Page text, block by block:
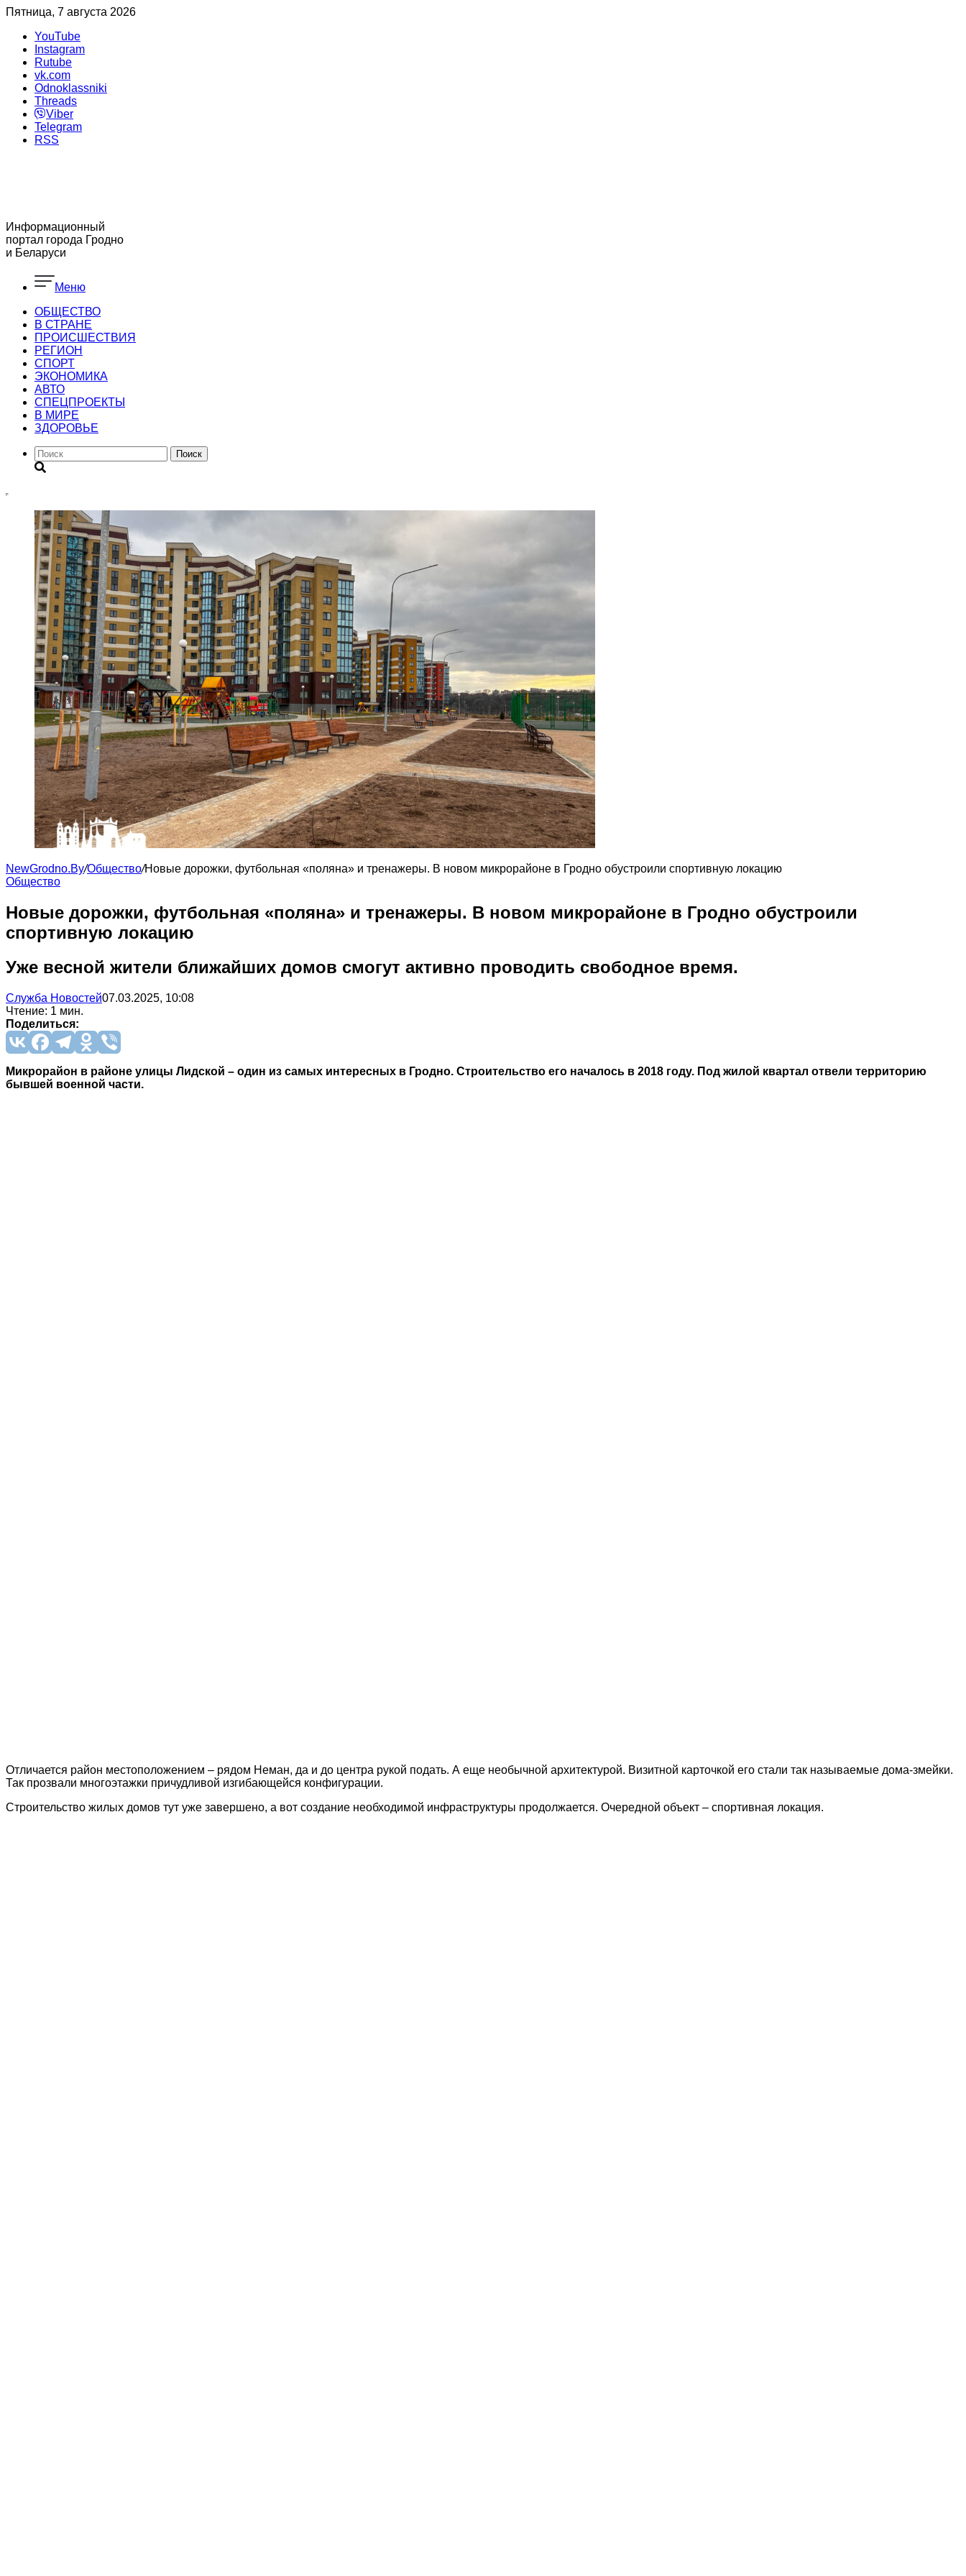
Пятница, 7 августа 2026
YouTube
Instagram
Rutube
vk.com
Odnoklassniki
Threads
Viber
Telegram
RSS
Информационный
портал города Гродно
и Беларуси
Меню
ОБЩЕСТВО
В СТРАНЕ
ПРОИСШЕСТВИЯ
РЕГИОН
CПОРТ
ЭКОНОМИКА
АВТО
СПЕЦПРОЕКТЫ
В МИРЕ
ЗДОРОВЬЕ
Поиск
NewGrodno.By/Общество/Новые дорожки, футбольная «поляна» и тренажеры. В новом микрорайоне в Гродно обустроили спортивную локацию
Общество
Новые дорожки, футбольная «поляна» и тренажеры. В новом микрорайоне в Гродно обустроили
спортивную локацию
Уже весной жители ближайших домов смогут активно проводить свободное время.
Служба Новостей07.03.2025, 10:08
Чтение: 1 мин.
Поделиться:
Микрорайон в районе улицы Лидской – один из самых интересных в Гродно. Строительство его началось в 2018 году. Под жилой квартал отвели территорию
бывшей военной части.
Отличается район местоположением – рядом Неман, да и до центра рукой подать. А еще необычной архитектурой. Визитной карточкой его стали так называемые дома-змейки.
Так прозвали многоэтажки причудливой изгибающейся конфигурации.
Строительство жилых домов тут уже завершено, а вот создание необходимой инфраструктуры продолжается. Очередной объект – спортивная локация.